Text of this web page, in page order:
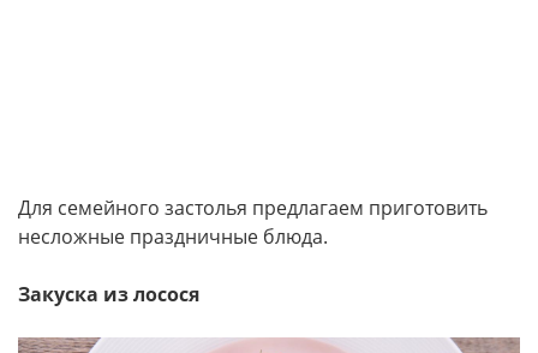
Для семейного застолья предлагаем приготовить
несложные праздничные блюда.
Закуска из лосося